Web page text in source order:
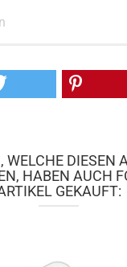
WELCHE DIESEN
HABEN AUCH
GEKAUFT: